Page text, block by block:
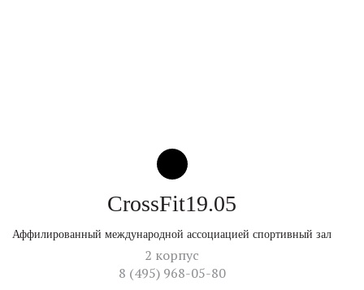
CrossFit19.05
Аффилированный международной ассоциацией спортивный зал
2 корпус
8 (495) 968-05-80